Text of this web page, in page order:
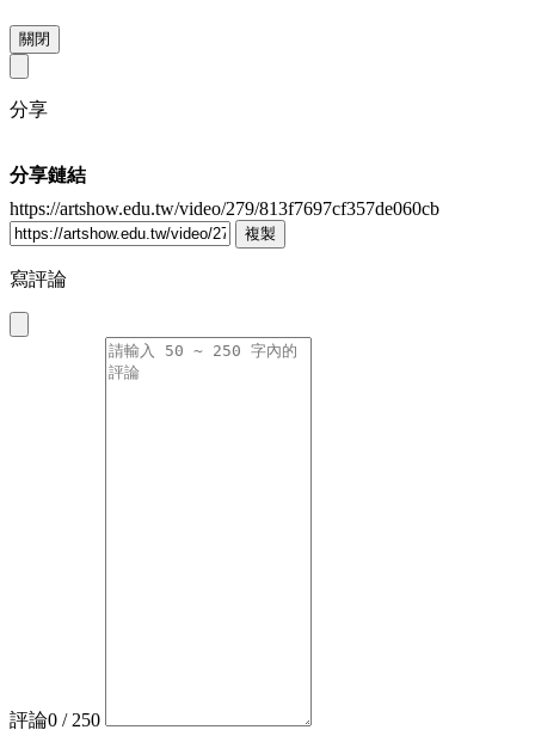
關閉
分享
分享鏈結
https://artshow.edu.tw/video/279/813f7697cf357de060cb
複製
寫評論
評論0 / 250